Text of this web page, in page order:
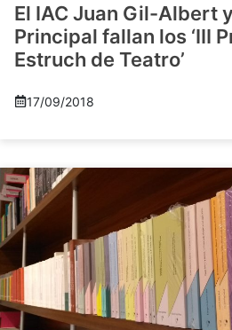
El IAC Juan Gil-Albert
Principal fallan los ‘III
Estruch de Teatro’
17/09/2018